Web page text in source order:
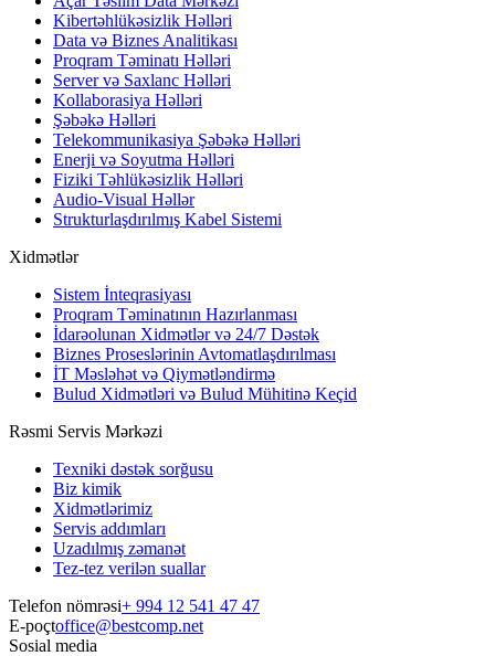
Kibertəhlükəsizlik Həlləri
Data və Biznes Analitikası
Proqram Təminatı Həlləri
Server və Saxlanc Həlləri
Kollaborasiya Həlləri
Şəbəkə Həlləri
Telekommunikasiya Şəbəkə Həlləri
Enerji və Soyutma Həlləri
Fiziki Təhlükəsizlik Həlləri
Audio-Visual Həllər
Strukturlaşdırılmış Kabel Sistemi
Xidmətlər
Sistem İnteqrasiyası
Proqram Təminatının Hazırlanması
İdarəolunan Xidmətlər və 24/7 Dəstək
Biznes Proseslərinin Avtomatlaşdırılması
İT Məsləhət və Qiymətləndirmə
Bulud Xidmətləri və Bulud Mühitinə Keçid
Rəsmi Servis Mərkəzi
Texniki dəstək sorğusu
Biz kimik
Xidmətlərimiz
Servis addımları
Uzadılmış zəmanət
Tez-tez verilən suallar
Telefon nömrəsi+ 994 12 541 47 47
E-poçtoffice@bestcomp.net
Sosial media